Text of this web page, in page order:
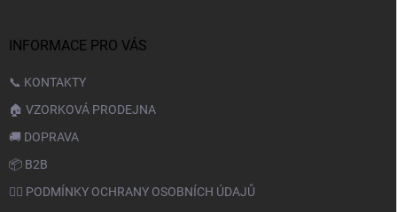
INFORMACE PRO VÁS
📞 KONTAKTY
🏠 VZORKOVÁ PRODEJNA
🚚 DOPRAVA
📦 B2B
🙆‍♂️ PODMÍNKY OCHRANY OSOBNÍCH ÚDAJŮ